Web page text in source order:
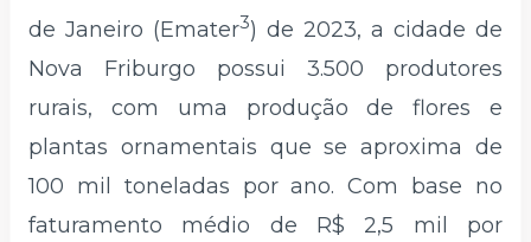
de Janeiro (Emater3) de 2023, a cidade de
Nova Friburgo possui 3.500 produtores
rurais, com uma produção de flores e
plantas ornamentais que se aproxima de
100 mil toneladas por ano. Com base no
faturamento médio de R$ 2,5 mil por